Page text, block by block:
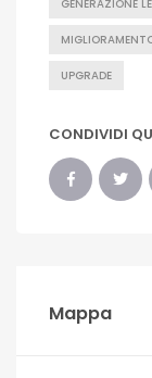
GENERAZIONE
UPGRADE
CONDIVIDI
Mappa